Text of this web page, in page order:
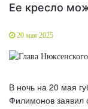
Ее кресло
20 мая 2025
В ночь на 20 мая
Филимонов заявил